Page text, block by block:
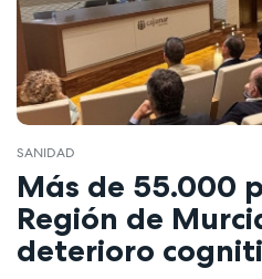
SANIDAD
Más de 55.000
Región de
deterioro